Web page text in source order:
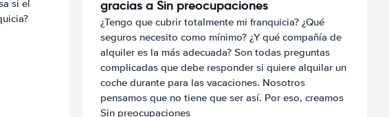
si el
gracias a Sin preocupaciones
¿Tengo que cubrir totalmente mi franquicia? ¿Qué
seguros necesito como mínimo? ¿Y qué compañía de
alquiler es la más adecuada? Son todas preguntas
complicadas que debe responder si quiere alquilar un
coche durante para las vacaciones. Nosotros
pensamos que no tiene que ser así. Por eso, creamos
Sin preocupaciones